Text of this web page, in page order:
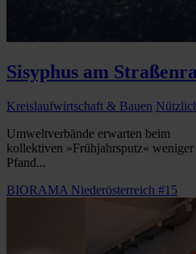
Sisyphus am
Kreislaufwirtschaft & Bauen
Umweltverbände erwarten beim
kollektiven »Frühjahrsputz«
Pfand...
BIORAMA Niederösterreich #15